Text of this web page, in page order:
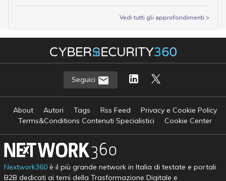
Vedi tutti gli approfondimenti >
Seguici
About Autori Tags Rss Feed
Privacy e Cookie Policy
Terms&Conditions Contenuti Specialistici
Cookie Center
Nextwork360è il più grande network in Italia di testate e portali
B2B dedicati ai temi della Trasformazione Digitale e